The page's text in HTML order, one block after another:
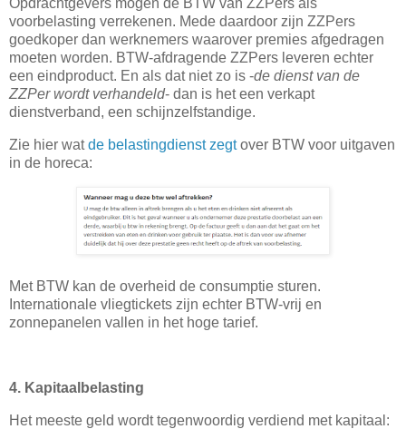
Opdrachtgevers mogen de BTW van ZZPers als
voorbelasting verrekenen. Mede daardoor zijn ZZPers
goedkoper dan werknemers waarover premies afgedragen
moeten worden. BTW-afdragende ZZPers leveren echter
een eindproduct. En als dat niet zo is -de dienst van de
ZZPer wordt verhandeld- dan is het een verkapt
dienstverband, een schijnzelfstandige.
Zie hier watde belastingdienst zegtover BTW voor uitgaven
in de horeca:
Met BTW kan de overheid de consumptie sturen.
Internationale vliegtickets zijn echter BTW-vrij en
zonnepanelen vallen in het hoge tarief.
4. Kapitaalbelasting
Het meeste geld wordt tegenwoordig verdiend met kapitaal: